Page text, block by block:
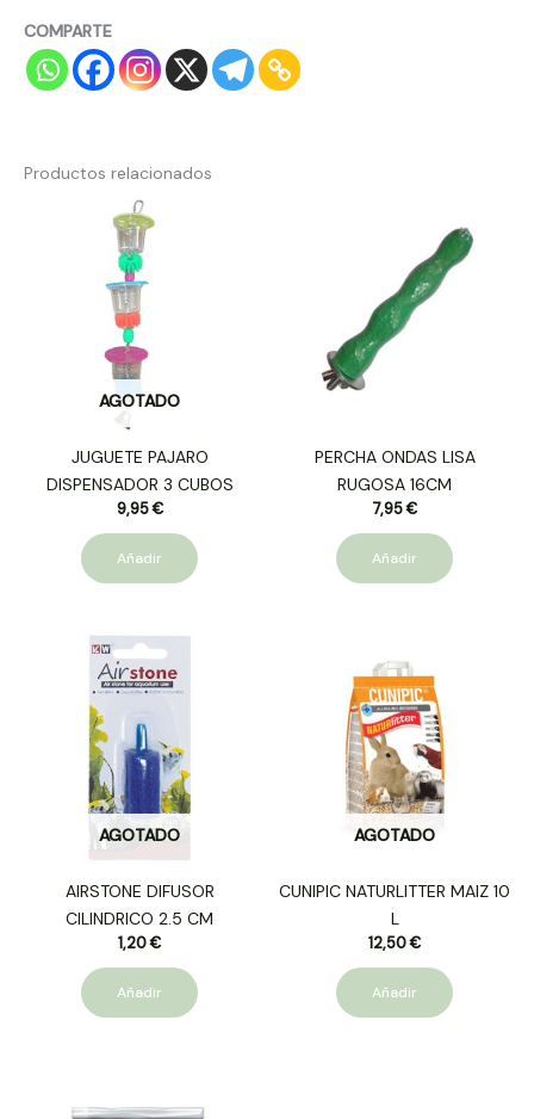
COMPARTE
Productos relacionados
AGOTADO
JUGUETE PAJARO
DISPENSADOR 3 CUBOS
9,95€
Añadir
PERCHA ONDAS LISA
RUGOSA 16CM
7,95€
Añadir
AGOTADO
AIRSTONE DIFUSOR
CILINDRICO 2.5 CM
1,20€
Añadir
AGOTADO
CUNIPIC NATURLITTER MAIZ 10
L
12,50€
Añadir